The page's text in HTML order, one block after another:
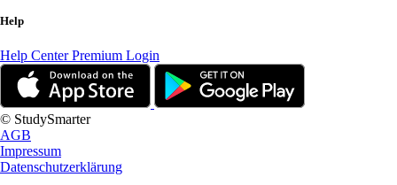
Help
Help CenterPremium Login
© StudySmarter
AGB
Impressum
Datenschutzerklärung